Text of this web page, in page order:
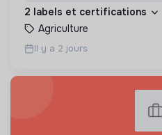
2 labels et certifications
Agriculture
Il y a 2 jours